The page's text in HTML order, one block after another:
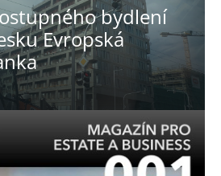
bydlení
Evropská